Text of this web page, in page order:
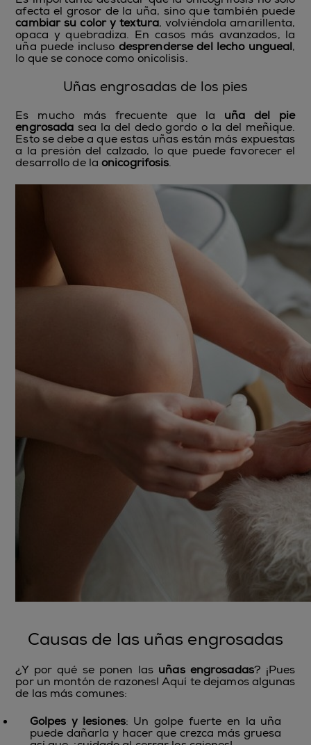
afecta el grosor de la uña, sino que también puede
cambiar su color y textura, volviéndola amarillenta,
opaca y quebradiza. En casos más avanzados, la
uña puede incluso desprenderse del lecho ungueal,
lo que se conoce como onicolisis.
Uñas engrosadas de los pies
Es mucho más frecuente que la uña del pie
engrosada sea la del dedo gordo o la del meñique.
Esto se debe a que estas uñas están más expuestas
a la presión del calzado, lo que puede favorecer el
desarrollo de laonicogrifosis.
Causas de las uñas engrosadas
¿Y por qué se ponen las uñas engrosadas? ¡Pues
por un montón de razones! Aquí te dejamos algunas
de las más comunes:
Golpes y lesiones: Un golpe fuerte en la uña
puede dañarla y hacer que crezca más gruesa